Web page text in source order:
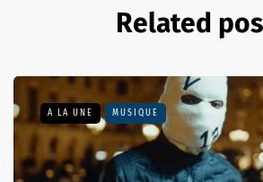
Related
A LA UNE MUSIQUE